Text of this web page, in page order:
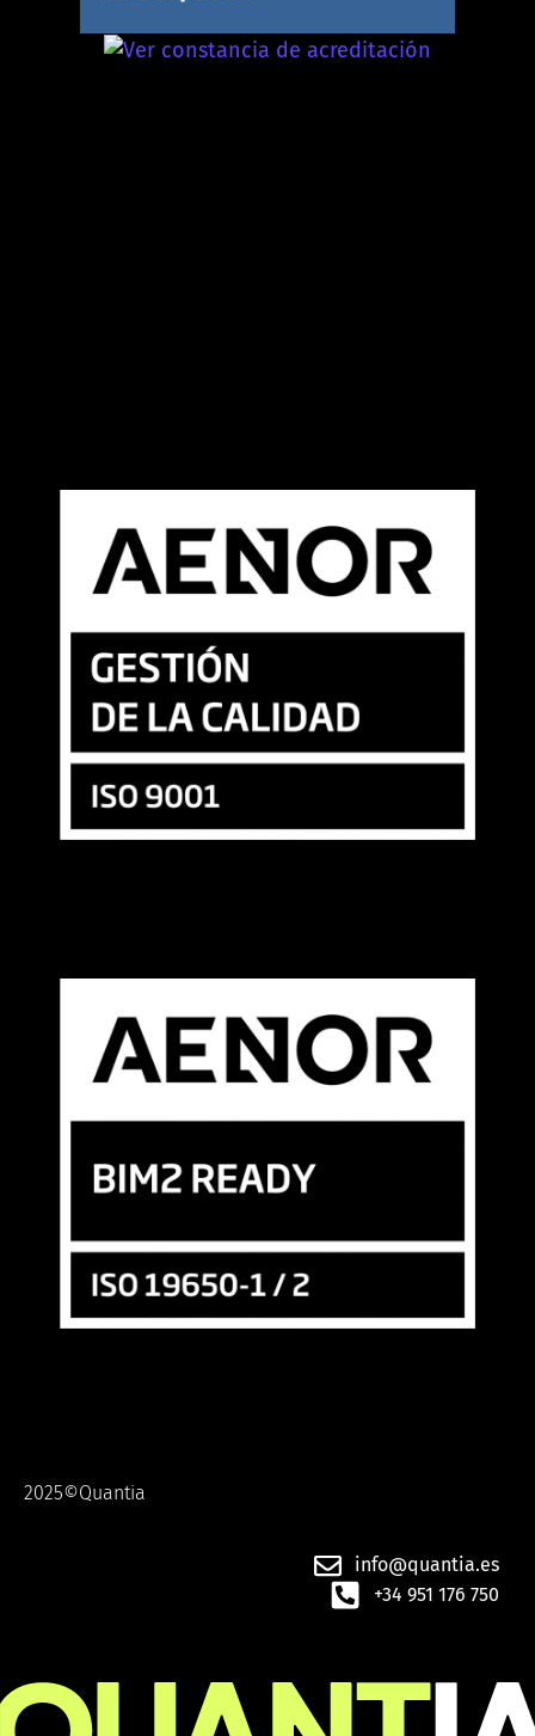
2025©Quantia
info@quantia.es
+34 951 176 750